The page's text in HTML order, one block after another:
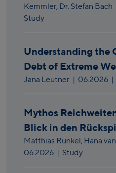
Kemmler, Dr. Stefan Bach
Study
Understanding the
Debt of Extreme
Jana Leutner | 06.2026 |
Mythos
Blick in den
Matthias Runkel, Hana
06.2026 | Study